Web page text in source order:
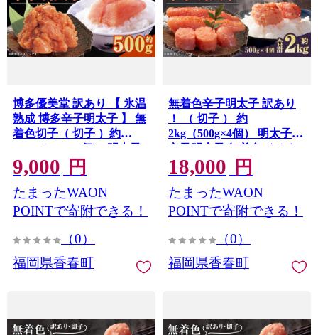
博多優美堂 訳あり 【 氷温
熟成 博多辛子明太子 】 無
着色切子（ 切子 ）約
500g（250g×2個） 明太子
辛子明太子 無着色 めんた
いこ 冷凍
9,000 円
たまったWAON
POINTで寄附できる！
（0）
福岡県香春町
無着色辛子明太子 訳あり
！ （ 切子 ） 約
2kg（500g×4個） 明太子
辛子明太子 無着色 めんた
いこ 冷凍
18,000 円
たまったWAON
POINTで寄附できる！
（0）
福岡県香春町